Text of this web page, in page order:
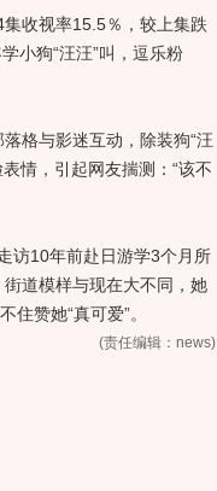
收视率15.5％，较上集跌
小狗“汪汪”叫，逗乐粉
格与影迷互动，除装狗“汪
情，引起网友揣测：“该不
10年前赴日游学3个月所
道模样与现在大不同，她
赞她“真可爱”。
(责任编辑：news)